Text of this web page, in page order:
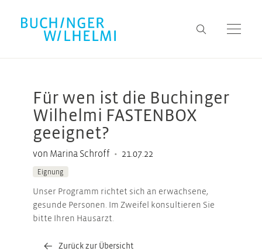
Für wen ist die Buchinger
Wilhelmi FASTENBOX
geeignet?
von Marina Schroff • 21.07.22
Eignung
Unser Programm richtet sich an erwachsene,
gesunde Personen. Im Zweifel konsultieren Sie
bitte Ihren Hausarzt.
Zurück zur Übersicht